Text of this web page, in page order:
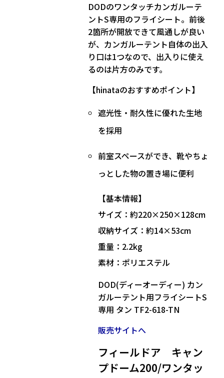
DODのワンタッチカンガルーテ
ントS専用のフライシート。前後
2箇所が開放できて風通しが良い
が、カンガルーテント自体の出入
り口は1つなので、出入りに使え
るのは片方のみです。
【hinataのおすすめポイント】
遮光性・耐久性に優れた生地
を採用
前室スペースができ、靴やちょ
っとした物の置き場に便利
【基本情報】
サイズ：約220×250×128cm
収納サイズ：約14×53cm
重量：2.2kg
素材：ポリエステル
DOD(ディーオーディー) カン
ガルーテント用フライシートS
専用 タン TF2-618-TN
販売サイトへ
フィールドア キャン
プドーム200/ワンタッ